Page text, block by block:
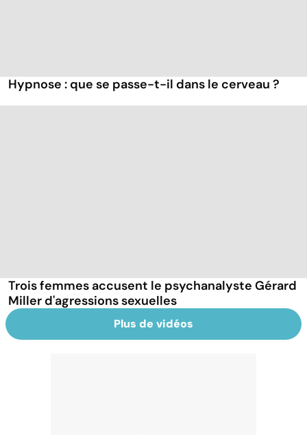
Hypnose : que se passe-t-il dans le cerveau ?
Trois femmes accusent le psychanalyste Gérard
Miller d'agressions sexuelles
Plus de vidéos